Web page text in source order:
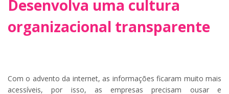
Desenvolva uma cultura
organizacional transparente
Com o advento da internet, as informações ficaram muito mais
acessíveis, por isso, as empresas precisam ousar e